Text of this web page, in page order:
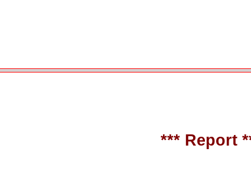
*** Report